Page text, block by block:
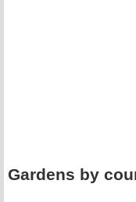
Gardens by